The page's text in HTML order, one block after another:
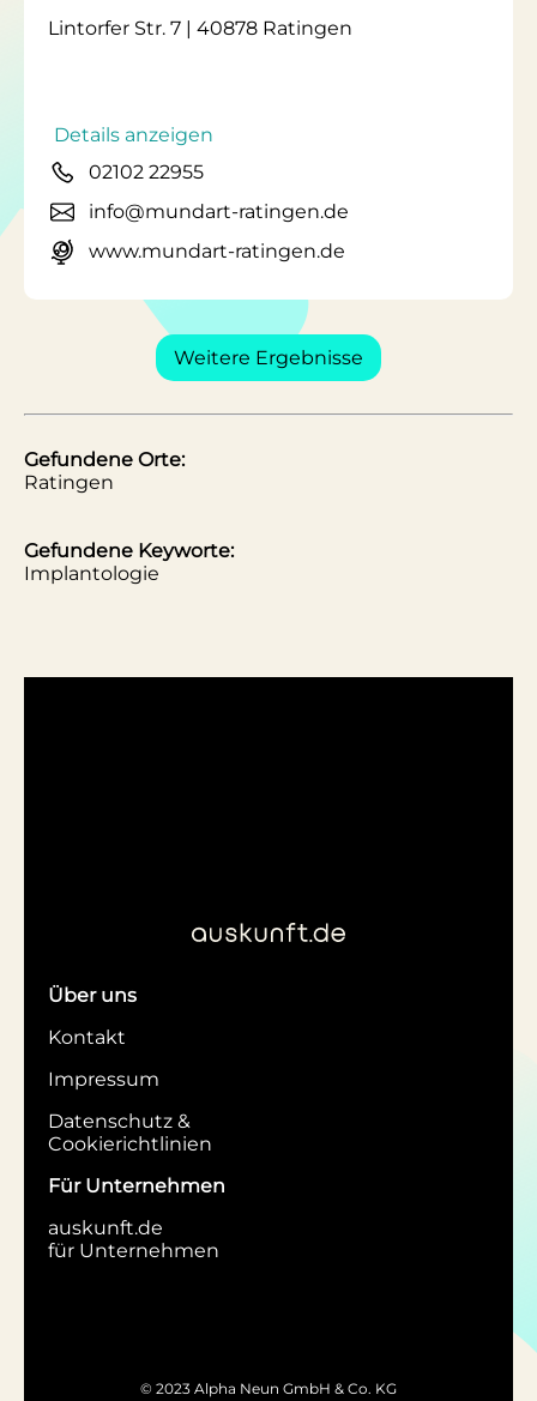
Lintorfer Str. 7 | 40878 Ratingen
Details anzeigen
02102 22955
info@mundart-ratingen.de
www.mundart-ratingen.de
Weitere Ergebnisse
Gefundene Orte:
Ratingen
Gefundene Keyworte:
Implantologie
Über uns
Kontakt
Impressum
Datenschutz &
Cookierichtlinien
Für Unternehmen
auskunft.de
für Unternehmen
© 2023 Alpha Neun GmbH & Co. KG